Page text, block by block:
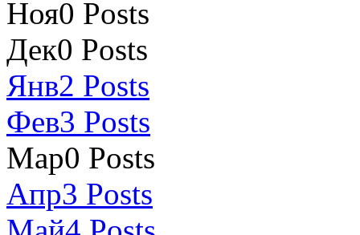
Ноя0 Posts
Дек0 Posts
Янв2 Posts
Фев3 Posts
Мар0 Posts
Апр3 Posts